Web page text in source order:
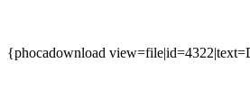
{phocadownload